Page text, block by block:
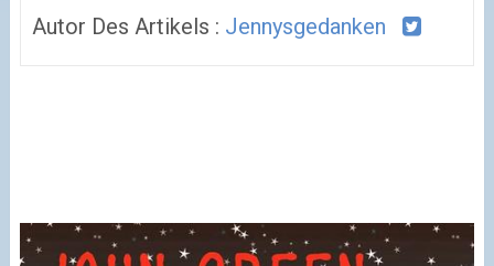
Autor Des Artikels : Jennysgedanken